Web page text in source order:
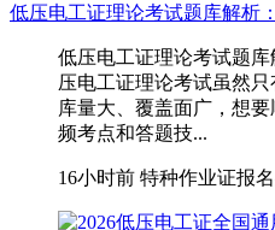
低压电工证理论考试题库解析
低压电工证理论考试题
压电工证理论考试虽然
库量大、覆盖面广，想
频考点和答题技...
16小时前 特种作业证报